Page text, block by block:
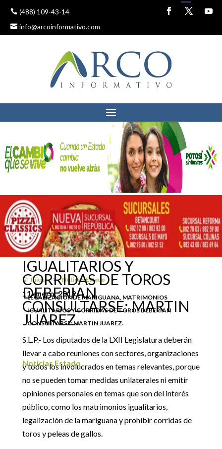
(488) 109-43-14
info@arcoinformativo.com
 Inicio 5 Noticias Estado 5
LEGALIZACIÓN DE MARIGUANA, MATRIMONIOS
IGUALITARIOS Y CORRIDAS DE TOROS DEBERIAN
CONSULTARSE: MARTIN JUAREZ.
LEGALIZACIÓN DE
MARIGUANA,
MATRIMONIOS
IGUALITARIOS Y
CORRIDAS DE TOROS
DEBERIAN
CONSULTARSE: MARTIN
JUAREZ.
Noticias Estado
11 enero, 2019
S.L.P.- Los diputados de la LXII Legislatura deberán
llevar a cabo reuniones con sectores, organizaciones
y todos los involucrados en temas relevantes, porque
no se pueden tomar medidas unilaterales ni emitir
opiniones personales en temas que son del interés
público, como los matrimonios igualitarios,
legalización de la mariguana y prohibir corridas de
toros y peleas de gallos.